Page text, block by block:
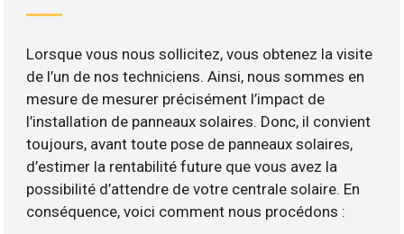
Lorsque vous nous sollicitez, vous obtenez la visite
de l’un de nos techniciens. Ainsi, nous sommes en
mesure de mesurer précisément l’impact de
l’installation de panneaux solaires. Donc, il convient
toujours, avant toute pose de panneaux solaires,
d’estimer la rentabilité future que vous avez la
possibilité d’attendre de votre centrale solaire. En
conséquence, voici comment nous procédons :